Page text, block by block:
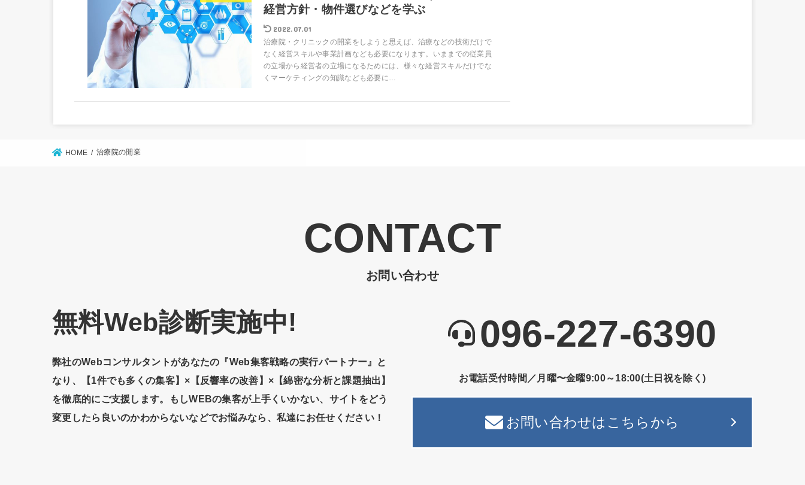
経営方針・物件選びなどを学ぶ
2022.07.01
治療院・クリニックの開業をしようと思えば、治療などの技術だけで
なく経営スキルや事業計画なども必要になります。いままでの従業員
の立場から経営者の立場になるためには、様々な経営スキルだけでな
くマーケティングの知識なども必要に…
HOME 治療院の開業
お問い合わせ
無料Web診断実施中!
弊社のWebコンサルタントがあなたの『Web集客戦略の実行パートナー』と
なり、【1件でも多くの集客】×【反響率の改善】×【綿密な分析と課題抽出】
を徹底的にご支援します。もしWEBの集客が上手くいかない、サイトをどう
変更したら良いのかわからないなどでお悩みなら、私達にお任せください！
096-227-6390
お電話受付時間／月曜〜金曜9:00～18:00(土日祝を除く)
お問い合わせはこちらから